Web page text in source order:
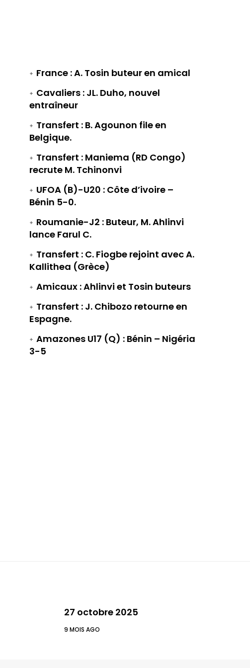
France : A. Tosin buteur en amical
Cavaliers : JL. Duho, nouvel
entraîneur
Transfert : B. Agounon file en
Belgique.
Transfert : Maniema (RD Congo)
recrute M. Tchinonvi
UFOA (B)-U20 : Côte d’ivoire –
Bénin 5-0.
Roumanie-J2 : Buteur, M. Ahlinvi
lance Farul C.
Transfert : C. Fiogbe rejoint avec A.
Kallithea (Grèce)
Amicaux : Ahlinvi et Tosin buteurs
Transfert : J. Chibozo retourne en
Espagne.
Amazones U17 (Q) : Bénin – Nigéria
3-5
27 octobre 2025
9 MOIS AGO